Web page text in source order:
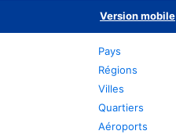
Version mobile
Pays
Régions
Villes
Quartiers
Aéroports